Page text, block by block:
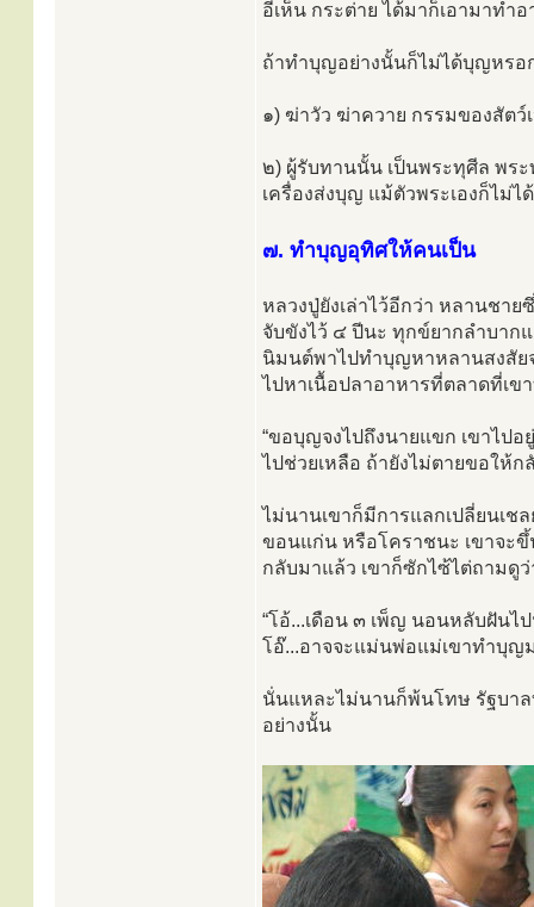
อีเห็น กระต่าย ได้มาก็เอามาทำ
ถ้าทำบุญอย่างนั้นก็ไม่ได้บุญหรอ
๑) ฆ่าวัว ฆ่าควาย กรรมของสัตว์
๒) ผู้รับทานนั้น เป็นพระทุศีล พร
เครื่องส่งบุญ แม้ตัวพระเองก็ไม่
๗. ทำบุญอุทิศให้คนเป็น
หลวงปู่ยังเล่าไว้อีกว่า หลานชาย
จับขังไว้ ๔ ปีนะ ทุกข์ยากลำบาก
นิมนต์พาไปทำบุญหาหลานสงสัย
ไปหาเนื้อปลาอาหารที่ตลาดที่เข
“ขอบุญจงไปถึงนายแขก เขาไป
ไปช่วยเหลือ ถ้ายังไม่ตายขอให้ก
ไม่นานเขาก็มีการแลกเปลี่ยนเช
ขอนแก่น หรือโคราชนะ เขาจะ
กลับมาแล้ว เขาก็ซักไซ้ไต่ถามดูว่
“โอ้...เดือน ๓ เพ็ญ นอนหลับฝัน
โอ๊...อาจจะแม่นพ่อแม่เขาทำบุญ
นั่นแหละไม่นานก็พ้นโทษ รัฐบา
อย่างนั้น